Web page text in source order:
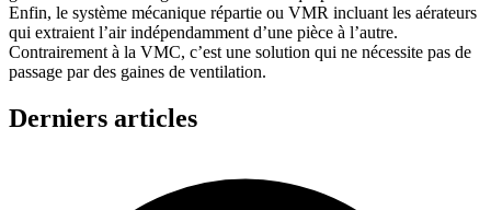
Enfin, le système mécanique répartie ou VMR incluant les aérateurs
qui extraient l’air indépendamment d’une pièce à l’autre.
Contrairement à la VMC, c’est une solution qui ne nécessite pas de
passage par des gaines de ventilation.
Derniers articles